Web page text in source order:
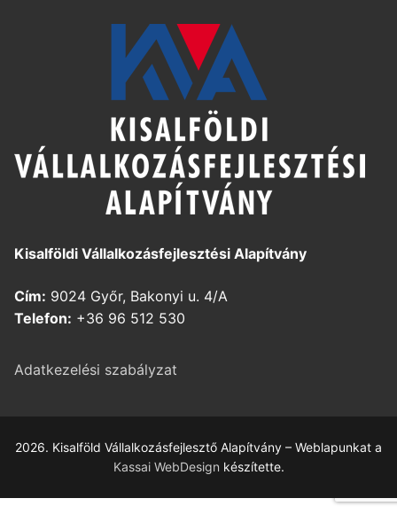
Kisalföldi Vállalkozásfejlesztési Alapítvány
Cím: 9024 Győr, Bakonyi u. 4/A
Telefon: +36 96 512 530
Adatkezelési szabályzat
2026. Kisalföld Vállalkozásfejlesztő Alapítvány – Weblapunkat a
Kassai WebDesign készítette.